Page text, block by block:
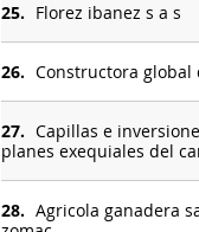
25. Florez ibanez s a s
26. Constructora global
27. Capillas e
planes exequiales del
28. Agricola ganadera